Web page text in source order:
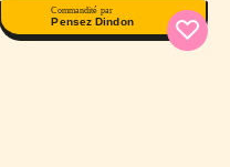
Commandité par
Pensez Dindon